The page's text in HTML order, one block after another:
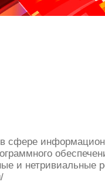
сфере
и нетривиальные